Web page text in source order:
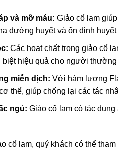
và mỡ máu: Giảo cổ lam
đường huyết và ổn định
Các hoạt chất trong giảo cổ
hiệu quả cho người
miễn dịch: Với hàm lượng
thể, giúp chống lại các tác
ngủ: Giảo cổ lam có tác
cổ lam, quý khách có thể tham